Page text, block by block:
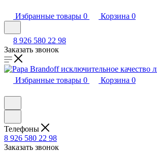
Избранные товары 0 Корзина 0
8 926 580 22 98
Заказать звонок
Избранные товары 0 Корзина 0
Телефоны
8 926 580 22 98
Заказать звонок